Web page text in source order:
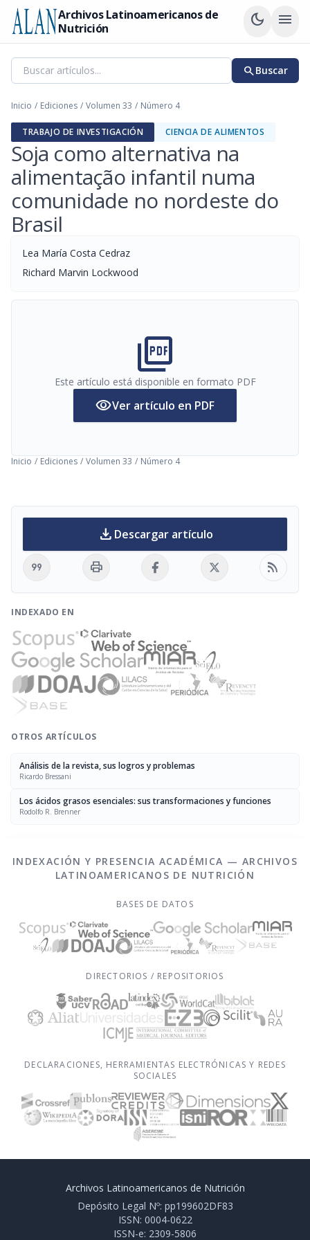
Archivos Latinoamericanos de
Nutrición
dark_mode menu
searchBuscar
Inicio / Ediciones / Volumen 33 / Número 4
TRABAJO DE INVESTIGACIÓN CIENCIA DE ALIMENTOS
Soja como alternativa na
alimentação infantil numa
comunidade no nordeste do
Brasil
Lea María Costa Cedraz
Richard Marvin Lockwood
picture_as_pdf
Este artículo está disponible en formato PDF
visibilityVer artículo en PDF
Inicio / Ediciones / Volumen 33 / Número 4
download Descargar artículo
format_quote print rss_feed
INDEXADO EN
OTROS ARTÍCULOS
Análisis de la revista, sus logros y problemas
Ricardo Bressani
Los ácidos grasos esenciales: sus transformaciones y funciones
Rodolfo R. Brenner
INDEXACIÓN Y PRESENCIA ACADÉMICA — ARCHIVOS
LATINOAMERICANOS DE NUTRICIÓN
BASES DE DATOS
DIRECTORIOS / REPOSITORIOS
DECLARACIONES, HERRAMIENTAS ELECTRÓNICAS Y REDES
SOCIALES
Archivos Latinoamericanos de Nutrición
Depósito Legal Nº: pp199602DF83
ISSN: 0004-0622
ISSN-e: 2309-5806